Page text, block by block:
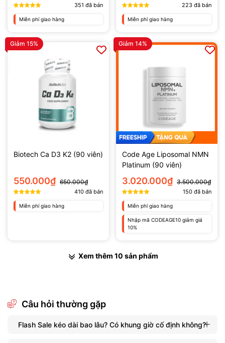
351 đã bán
Miễn phí giao hàng
223 đã bán
Miễn phí giao hàng
Giảm 15%
Biotech Ca D3 K2 (90 viên)
550.000₫ 650.000₫
410 đã bán
Miễn phí giao hàng
Giảm 14%
Code Age Liposomal NMN
Platinum (90 viên)
3.020.000₫ 3.500.000₫
150 đã bán
Miễn phí giao hàng
Nhập mã CODEAGE10 giảm giá
10%
Xem thêm 10 sản phẩm
Câu hỏi thường gặp
Flash Sale kéo dài bao lâu? Có khung giờ cố định không?